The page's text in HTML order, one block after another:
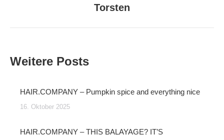
Beitrag:
Torsten
Weitere Posts
HAIR.COMPANY – Pumpkin spice and everything nice
16. Oktober 2025
HAIR.COMPANY – THIS BALAYAGE? IT’S